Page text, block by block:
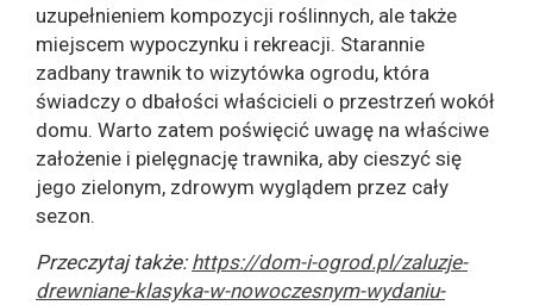
uzupełnieniem kompozycji roślinnych, ale także
miejscem wypoczynku i rekreacji. Starannie
zadbany trawnik to wizytówka ogrodu, która
świadczy o dbałości właścicieli o przestrzeń wokół
domu. Warto zatem poświęcić uwagę na właściwe
założenie i pielęgnację trawnika, aby cieszyć się
jego zielonym, zdrowym wyglądem przez cały
sezon.
Przeczytaj także: https://dom-i-ogrod.pl/zaluzje-
drewniane-klasyka-w-nowoczesnym-wydaniu-